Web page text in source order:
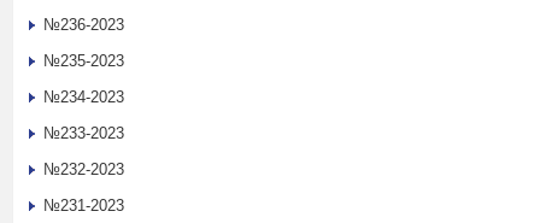
№236-2023
№235-2023
№234-2023
№233-2023
№232-2023
№231-2023